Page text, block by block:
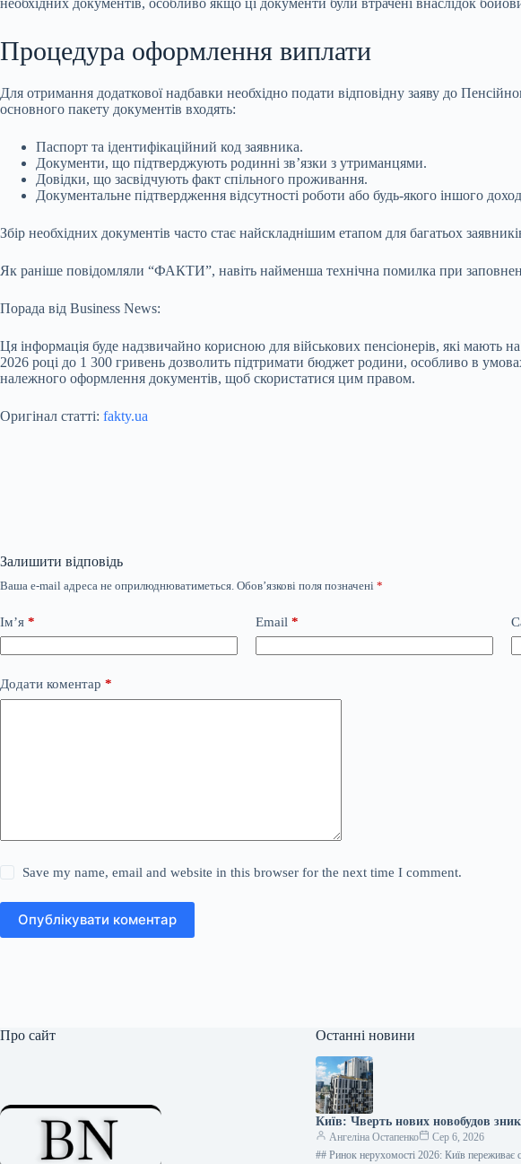
Процедура оформлення виплати
Для отримання додаткової надбавки необхідно подати відповідну заяву до
основного пакету документів входять:
Паспорт та ідентифікаційний код заявника.
Документи, що підтверджують родинні зв’язки з утриманцями.
Довідки, що засвідчують факт спільного проживання.
Документальне підтвердження відсутності роботи або будь-якого іншого
Збір необхідних документів часто стає найскладнішим етапом для багатьох
Як раніше повідомляли “ФАКТИ”, навіть найменша технічна помилка при
Порада від Business News:
Ця інформація буде надзвичайно корисною для військових пенсіонерів, які мають
2026 році до 1 300 гривень дозволить підтримати бюджет родини, особливо в
належного оформлення документів, щоб скористатися цим правом.
Оригінал статті: fakty.ua
Залишити відповідь
Ваша e-mail адреса не оприлюднюватиметься. Обов’язкові поля позначені *
Ім’я * Email *
Додати коментар *
Save my name, email and website in this browser for the next time I comment.
Опублікувати коментар
Про сайт Останні новини
Київ: Чверть нових новобудов
Ангеліна Остапенко
Сер 6, 2026
## Ринок нерухомості 2026: Київ